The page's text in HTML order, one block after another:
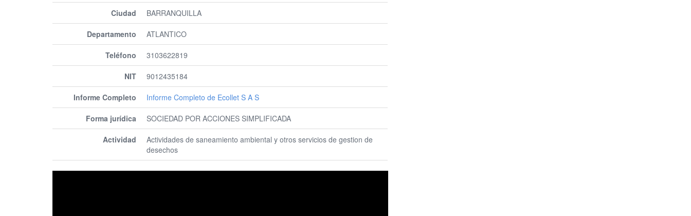
Ciudad BARRANQUILLA
Departamento ATLANTICO
Teléfono 3103622819
NIT 9012435184
Informe Completo Informe Completo de Ecollet S A S
Forma jurídica SOCIEDAD POR ACCIONES SIMPLIFICADA
Actividad
Actividades de saneamiento ambiental y otros servicios de gestion de
desechos